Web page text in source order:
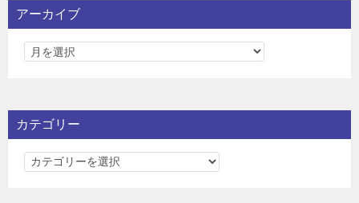
アーカイブ
カテゴリー
カ